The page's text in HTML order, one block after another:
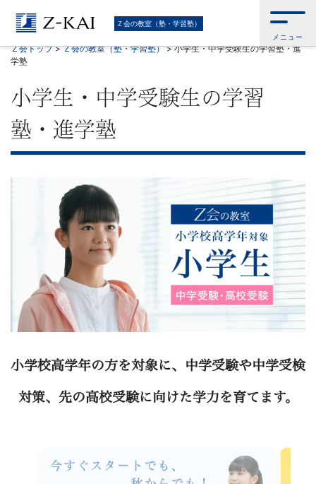
難
関
校
受
験
に
習
塾
Ｚ会の教室（塾・学習塾）
メニュー
Ｚ会トップ>Ｚ会の教室（塾・学習塾）>小学生・中学受験生の学習塾・進
学塾
小学生・中学受験生の学習
塾・進学塾
小学校高学年の方を対象に、中学受験や中学受検
対策、先の高校受験に向けた学力を育てます。